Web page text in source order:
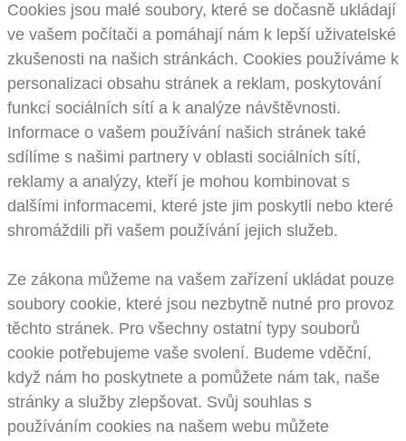
Cookies jsou malé soubory, které se dočasně ukládají
ve vašem počítači a pomáhají nám k lepší uživatelské
zkušenosti na našich stránkách. Cookies používáme k
personalizaci obsahu stránek a reklam, poskytování
funkcí sociálních sítí a k analýze návštěvnosti.
Informace o vašem používání našich stránek také
sdílíme s našimi partnery v oblasti sociálních sítí,
reklamy a analýzy, kteří je mohou kombinovat s
dalšími informacemi, které jste jim poskytli nebo které
shromáždili při vašem používání jejich služeb.
Ze zákona můžeme na vašem zařízení ukládat pouze
soubory cookie, které jsou nezbytně nutné pro provoz
těchto stránek. Pro všechny ostatní typy souborů
cookie potřebujeme vaše svolení. Budeme vděční,
když nám ho poskytnete a pomůžete nám tak, naše
stránky a služby zlepšovat. Svůj souhlas s
používáním cookies na našem webu můžete